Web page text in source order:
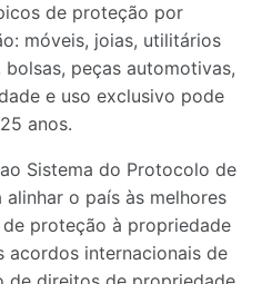
de proteção por
móveis, joias, utilitários
peças automotivas,
e uso exclusivo pode
anos.
Sistema do Protocolo de
o país às melhores
proteção à propriedade
acordos internacionais de